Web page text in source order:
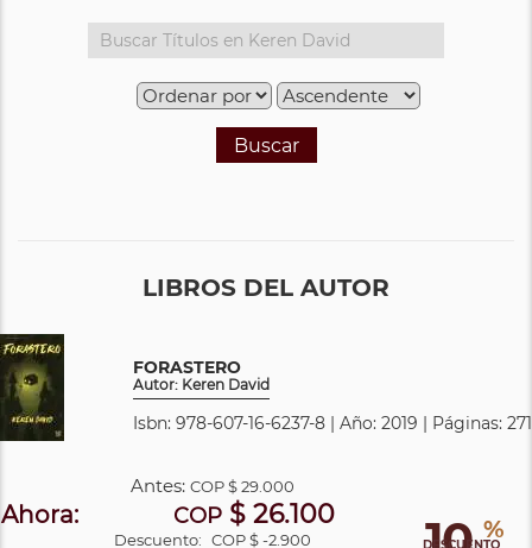
Buscar
LIBROS DEL AUTOR
FORASTERO
Autor: Keren David
Isbn: 978-607-16-6237-8 | Año: 2019 | Páginas: 271
%
Antes:COP$ 29.000
Ahora: COP $ 26.100
Descuento: COP $ -2.900